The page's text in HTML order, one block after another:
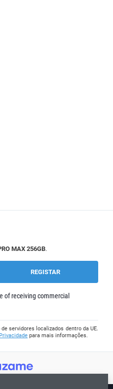
MAX 256GB.
of receiving commercial
servidores localizados dentro da UE.
para mais informações.